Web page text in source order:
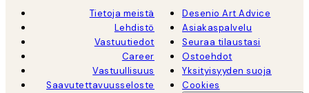
Tietoja meistä
Lehdistö
Vastuutiedot
Career
Vastuullisuus
Saavutettavuusseloste
Desenio Art Advice
Asiakaspalvelu
Seuraa tilaustasi
Ostoehdot
Yksityisyyden suoja
Cookies